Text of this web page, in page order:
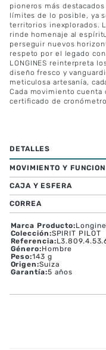
pioneros más
límites de lo posible, ya
territorios inexplorados.
rinde homenaje al
perseguir nuevos
respeto por el legado
LONGINES reinterpreta
diseño fresco y
meticulosa artesanía,
Cada movimiento
certificado de cronómetro
MOVIMIENTO Y
CAJA Y ESFERA
CORREA
Marca Producto:
Colección:SPIRIT PILOT
Referencia:
Género:Hombre
Peso:143 g
Origen:Suiza
Garantía:5 años